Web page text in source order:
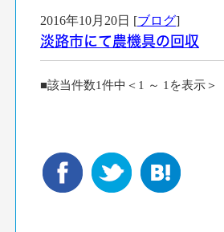
2016年10月20日 [ブログ]
淡路市にて農機具の回収
■該当件数1件中＜1 ～ 1を表示＞